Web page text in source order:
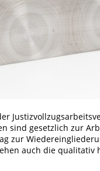
sind gesetzlich zur
zur
auch die qualitativ